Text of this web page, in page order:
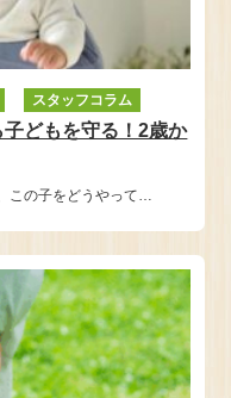
スタッフコラム
子どもを守る！2歳か
この子をどうやって…